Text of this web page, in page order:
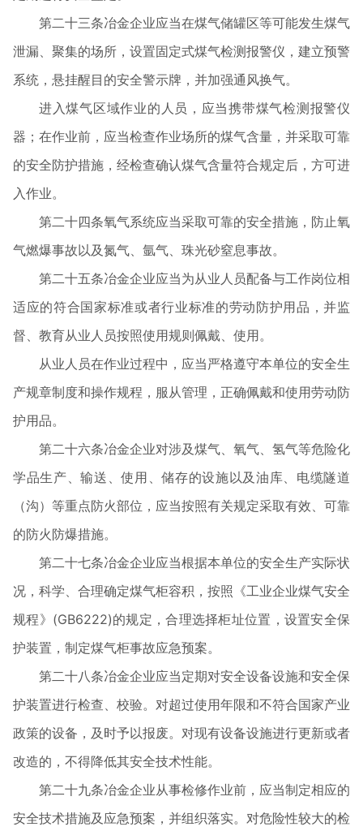
第二十三条冶金企业应当在煤气储罐区等可能发生煤气
泄漏、聚集的场所，设置固定式煤气检测报警仪，建立预警
系统，悬挂醒目的安全警示牌，并加强通风换气。
进入煤气区域作业的人员，应当携带煤气检测报警仪
器；在作业前，应当检查作业场所的煤气含量，并采取可靠
的安全防护措施，经检查确认煤气含量符合规定后，方可进
入作业。
第二十四条氧气系统应当采取可靠的安全措施，防止氧
气燃爆事故以及氮气、氩气、珠光砂窒息事故。
第二十五条冶金企业应当为从业人员配备与工作岗位相
适应的符合国家标准或者行业标准的劳动防护用品，并监
督、教育从业人员按照使用规则佩戴、使用。
从业人员在作业过程中，应当严格遵守本单位的安全生
产规章制度和操作规程，服从管理，正确佩戴和使用劳动防
护用品。
第二十六条冶金企业对涉及煤气、氧气、氢气等危险化
学品生产、输送、使用、储存的设施以及油库、电缆隧道
（沟）等重点防火部位，应当按照有关规定采取有效、可靠
的防火防爆措施。
第二十七条冶金企业应当根据本单位的安全生产实际状
况，科学、合理确定煤气柜容积，按照《工业企业煤气安全
规程》 (GB6222)的规定，合理选择柜址位置，设置安全保
护装置，制定煤气柜事故应急预案。
第二十八条冶金企业应当定期对安全设备设施和安全保
护装置进行检查、校验。对超过使用年限和不符合国家产业
政策的设备，及时予以报废。对现有设备设施进行更新或者
改造的，不得降低其安全技术性能。
第二十九条冶金企业从事检修作业前，应当制定相应的
安全技术措施及应急预案，并组织落实。对危险性较大的检